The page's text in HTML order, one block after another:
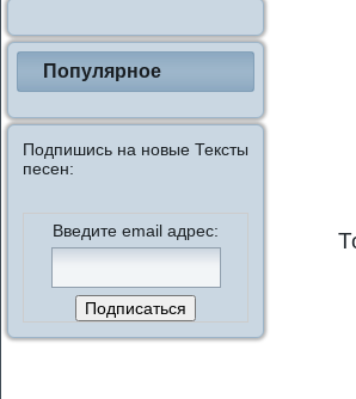
Популярное
Подпишись на новые Тексты
песен:
Введите email адрес: